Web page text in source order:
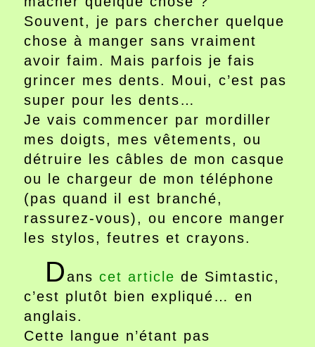
Souvent, je pars chercher quelque
chose à manger sans vraiment
avoir faim. Mais parfois je fais
grincer mes dents. Moui, c’est pas
super pour les dents…
Je vais commencer par mordiller
mes doigts, mes vêtements, ou
détruire les câbles de mon casque
ou le chargeur de mon téléphone
(pas quand il est branché,
rassurez-vous), ou encore manger
les stylos, feutres et crayons.
Danscet article de Simtastic,
c’est plutôt bien expliqué… en
anglais.
Cette langue n’étant pas